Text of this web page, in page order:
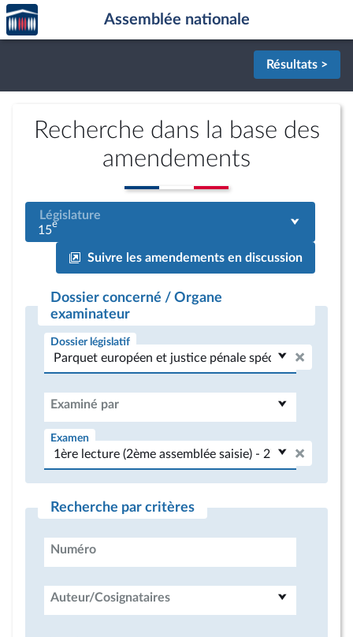
Aller au contenu
Aller en bas de la page
Accèder
à la
page
Assemblée nationale
Résultats >
Recherche dans la base des
amendements
Législature
15e
Suivre les amendements en discussion
Dossier concerné / Organe
examinateur
Dossier législatif
Examiné par
Examen
Recherche par critères
Numéro
Auteur/Cosignataires